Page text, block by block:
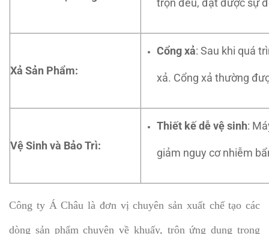
trộn đều, đạt được sự
Xả Sản Phẩm:
Cổng xả: Sau khi quá
xả. Cổng xả thường
Vệ Sinh và Bảo Trì:
Thiết kế dễ vệ sinh:
giảm nguy cơ nhiễm
Công ty Á Châu là đơn vị chuyên sản xuất chế tạo các
dòng sản phẩm chuyên về khuấy, trộn ứng dụng trong